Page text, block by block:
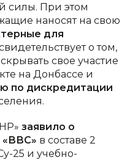
силы. При этом
наносят на свою
для
о том,
свое участие
на Донбассе и
по дискредитации
заявило о
«ВВС» в составе 2
25 и учебно-